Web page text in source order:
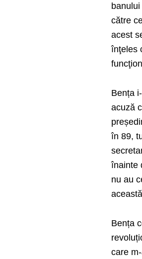
către
acest
înţeles
Bența
acuză
în 89,
înainte
nu au
Bența
care